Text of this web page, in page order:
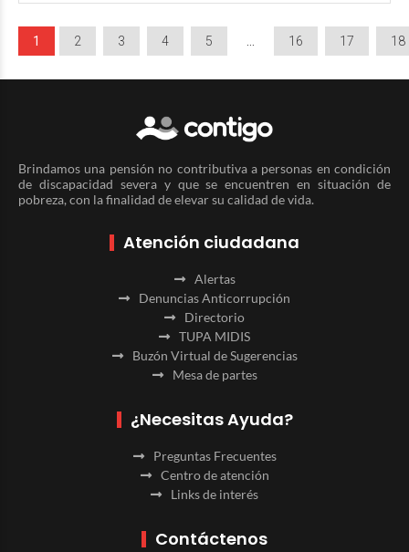
1 2 3 4 5 16 17 18
Brindamos una pensión no contributiva a personas en condición
de discapacidad severa y que se encuentren en situación de
pobreza, con la finalidad de elevar su calidad de vida.
Atención ciudadana
Alertas
Denuncias Anticorrupción
Directorio
TUPA MIDIS
Buzón Virtual de Sugerencias
Mesa de partes
¿Necesitas Ayuda?
Preguntas Frecuentes
Centro de atención
Links de interés
Contáctenos